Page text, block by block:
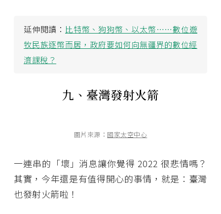
延伸閱讀： 比特幣、狗狗幣、以太幣⋯⋯數位遊
牧民族逐幣而居，政府要如何向無疆界的數位經
濟課稅？
九、臺灣發射火箭
圖片來源： 國家太空中心
一連串的「壞」消息讓你覺得 2022 很悲情嗎？
其實，今年還是有值得開心的事情，就是：臺灣
也發射火箭啦！